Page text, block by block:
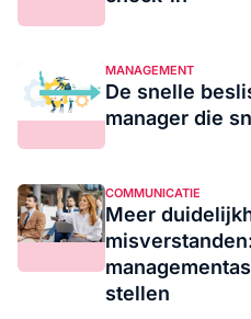
MANAGEMENT
De snelle
manager die
COMMUNICATIE
Meer
stellen